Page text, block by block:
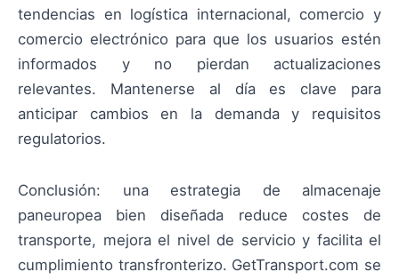
tendencias en logística internacional, comercio y
comercio electrónico para que los usuarios estén
informados y no pierdan actualizaciones
relevantes. Mantenerse al día es clave para
anticipar cambios en la demanda y requisitos
regulatorios.
Conclusión: una estrategia de almacenaje
paneuropea bien diseñada reduce costes de
transporte, mejora el nivel de servicio y facilita el
cumplimiento transfronterizo. GetTransport.com se